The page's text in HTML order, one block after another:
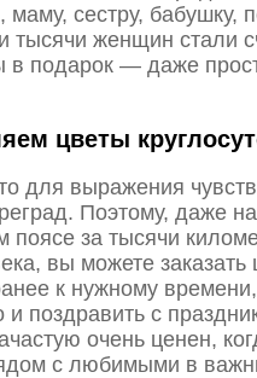
сестру, бабушку,
тысячи женщин стали
в подарок — даже
цветы
для выражения
Поэтому, даже
поясе за тысячи
вы можете заказать
к нужному
и поздравить с
очень ценен,
с любимыми в